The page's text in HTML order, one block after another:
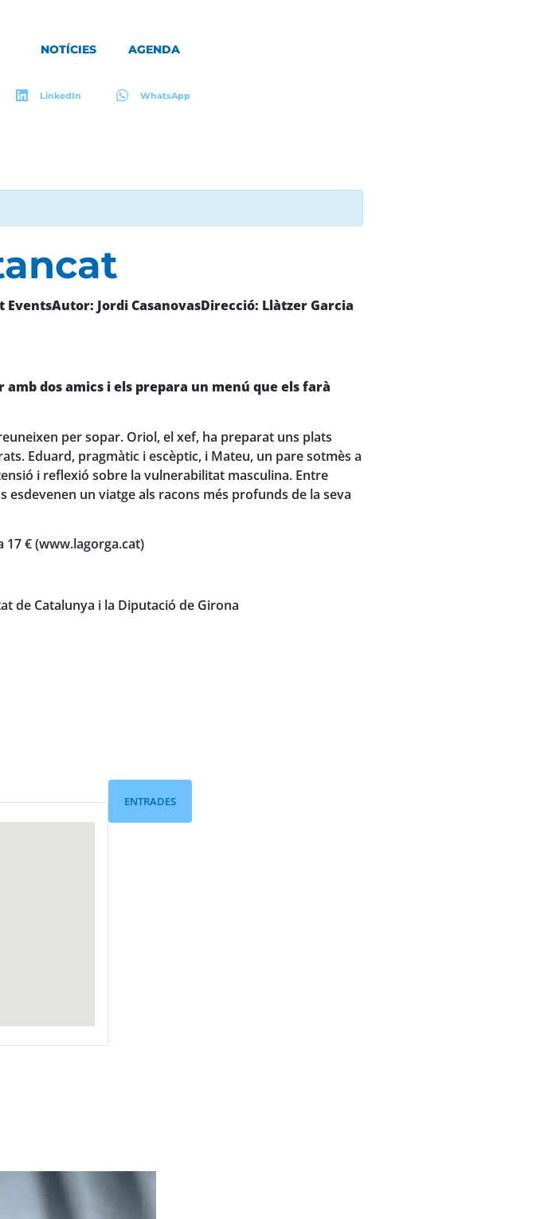
NOTÍCIES AGENDA
LinkedIn WhatsApp
EventsAutor: Jordi CasanovasDirecció: Llàtzer Garcia
dos amics i els prepara un menú que els farà
per sopar. Oriol, el xef, ha preparat uns plats
Eduard, pragmàtic i escèptic, i Mateu, un pare sotmès a
i reflexió sobre la vulnerabilitat masculina. Entre
un viatge als racons més profunds de la seva
17 € (www.lagorga.cat)
de Catalunya i la Diputació de Girona
ENTRADES